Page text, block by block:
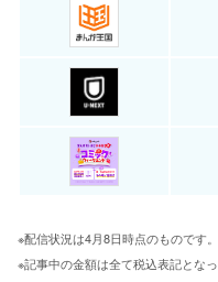
※配信状況は4月8日時点のものです。
※記事中の金額は全て税込表記となっ